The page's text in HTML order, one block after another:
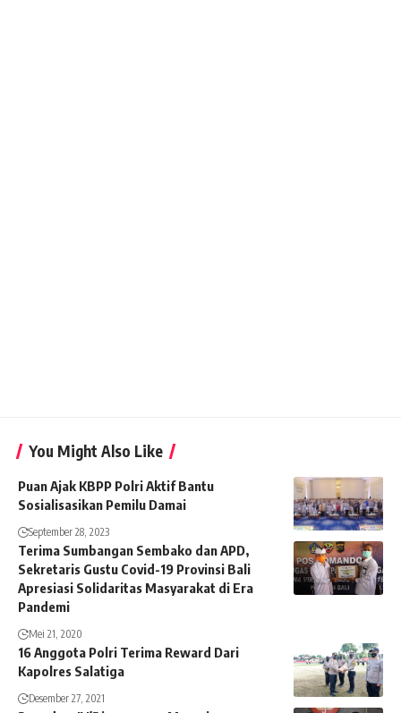
You Might Also Like
Puan Ajak KBPP Polri Aktif Bantu
Sosialisasikan Pemilu Damai
September 28, 2023
Terima Sumbangan Sembako dan APD,
Sekretaris Gustu Covid-19 Provinsi Bali
Apresiasi Solidaritas Masyarakat di Era
Pandemi
Mei 21, 2020
16 Anggota Polri Terima Reward Dari
Kapolres Salatiga
Desember 27, 2021